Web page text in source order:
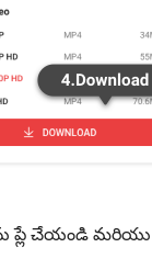
ప్లే చేయండి మరియు